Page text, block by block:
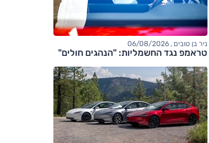
ניר בן טובים , 06/08/2026
טראמפ נגד החשמליות: "הנהגים חולים"